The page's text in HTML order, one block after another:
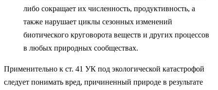
либо сокращает их численность, продуктив­ность, а
также нарушает циклы сезонных изменений
биотического кру­говорота веществ и других процессов
в любых природных сообществах.
Применительно к ст. 41 УК под экологической ката­строфой
следует понимать вред, причиненный природе в результате